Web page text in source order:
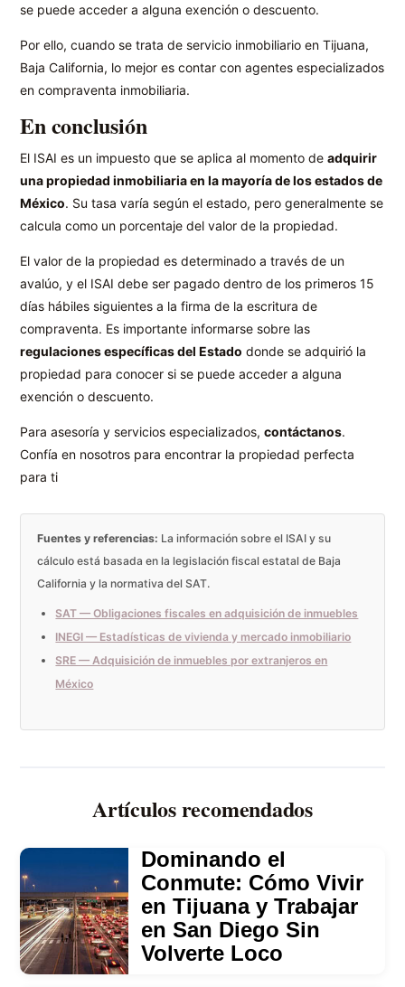
se puede acceder a alguna exención o descuento.
Por ello, cuando se trata de servicio inmobiliario en Tijuana,
Baja California, lo mejor es contar con agentes especializados
en compraventa inmobiliaria.
En conclusión
El ISAI es un impuesto que se aplica al momento deadquirir
una propiedad inmobiliaria en la mayoría de los estados de
México. Su tasa varía según el estado, pero generalmente se
calcula como un porcentaje del valor de la propiedad.
El valor de la propiedad es determinado a través de un
avalúo, y el ISAI debe ser pagado dentro de los primeros 15
días hábiles siguientes a la firma de la escritura de
compraventa. Es importante informarse sobre las
regulaciones específicas del Estado donde se adquirió la
propiedad para conocer si se puede acceder a alguna
exención o descuento.
Para asesoría y servicios especializados,contáctanos.
Confía en nosotros para encontrar la propiedad perfecta
para ti
Fuentes y referencias: La información sobre el ISAI y su
cálculo está basada en la legislación fiscal estatal de Baja
California y la normativa del SAT.
SAT — Obligaciones fiscales en adquisición de inmuebles
INEGI — Estadísticas de vivienda y mercado inmobiliario
SRE — Adquisición de inmuebles por extranjeros en
México
Artículos recomendados
Dominando el
Conmute: Cómo Vivir
en Tijuana y Trabajar
en San Diego Sin
Volverte Loco